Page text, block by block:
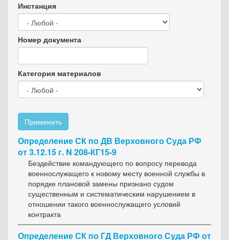
Инстанция
Номер документа
Категория материалов
Применить
Определение СК по ДВ Верховного Суда РФ
от 3.12.15 г. N 208-КГ15-9
Бездействие командующего по вопросу перевода
военнослужащего к новому месту военной службы в
порядке плановой замены признано судом
существенным и систематическим нарушением в
отношении такого военнослужащего условий
контракта
Определение СК по ГД Верховного Суда РФ от